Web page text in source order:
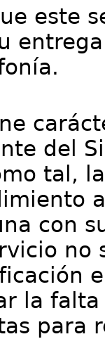
este
del
tal,
con
no
la
para